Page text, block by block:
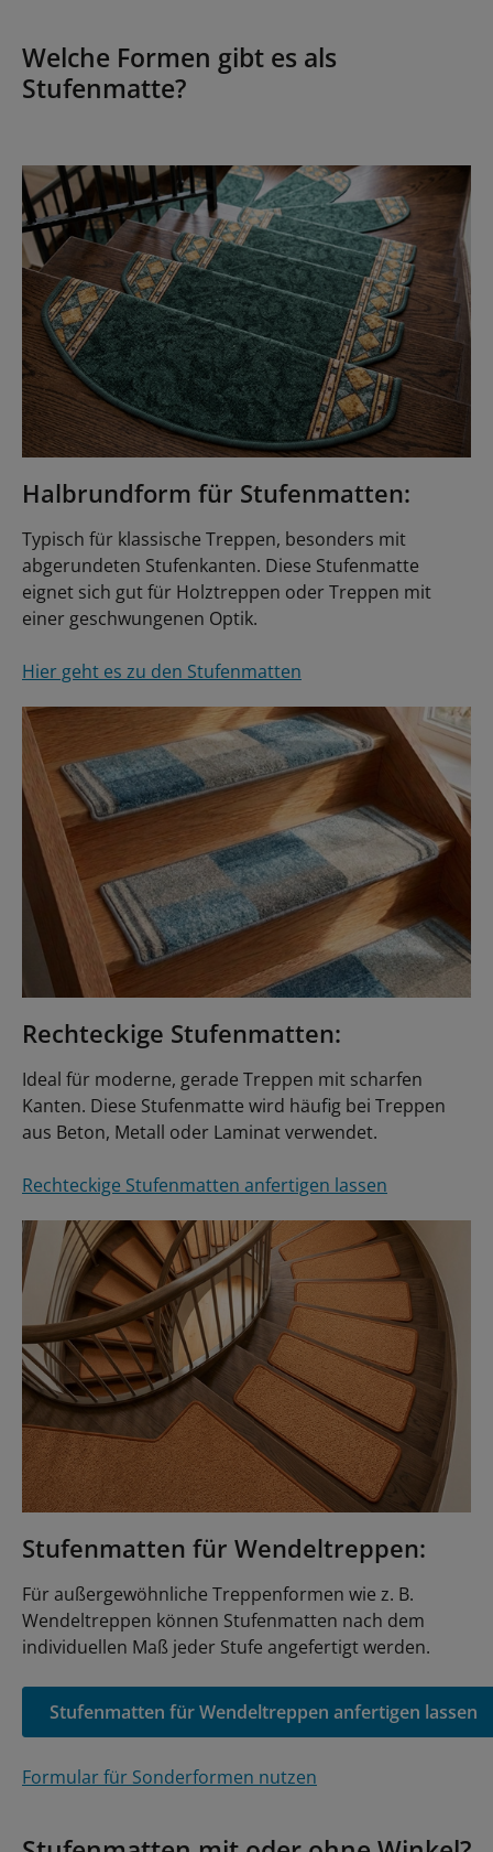
Welche Formen gibt es als
Stufenmatte?
Halbrundform für Stufenmatten:
Typisch für klassische Treppen, besonders mit
abgerundeten Stufenkanten. Diese Stufenmatte
eignet sich gut für Holztreppen oder Treppen mit
einer geschwungenen Optik.
Hier geht es zu den Stufenmatten
Rechteckige Stufenmatten:
Ideal für moderne, gerade Treppen mit scharfen
Kanten. Diese Stufenmatte wird häufig bei Treppen
aus Beton, Metall oder Laminat verwendet.
Rechteckige Stufenmatten anfertigen lassen
Stufenmatten für Wendeltreppen:
Für außergewöhnliche Treppenformen wie z. B.
Wendeltreppen können Stufenmatten nach dem
individuellen Maß jeder Stufe angefertigt werden.
Stufenmatten für Wendeltreppen anfertigen lassen
Formular für Sonderformen nutzen